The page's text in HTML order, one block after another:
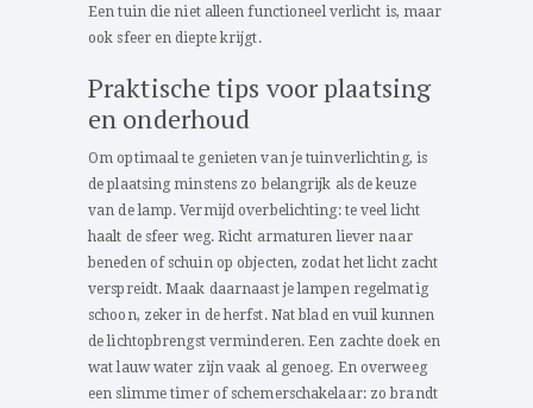
Een tuin die niet alleen functioneel verlicht is, maar
ook sfeer en diepte krijgt.
Praktische tips voor plaatsing
en onderhoud
Om optimaal te genieten van je tuinverlichting, is
de plaatsing minstens zo belangrijk als de keuze
van de lamp. Vermijd overbelichting: te veel licht
haalt de sfeer weg. Richt armaturen liever naar
beneden of schuin op objecten, zodat het licht zacht
verspreidt. Maak daarnaast je lampen regelmatig
schoon, zeker in de herfst. Nat blad en vuil kunnen
de lichtopbrengst verminderen. Een zachte doek en
wat lauw water zijn vaak al genoeg. En overweeg
een slimme timer of schemerschakelaar: zo brandt